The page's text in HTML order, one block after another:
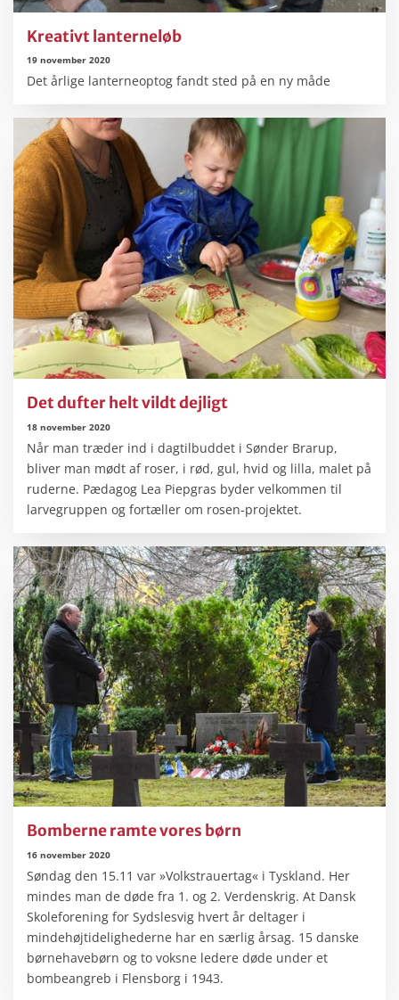
Kreativt lanterneløb
19 november 2020
Det årlige lanterneoptog fandt sted på en ny måde
Det dufter helt vildt dejligt
18 november 2020
Når man træder ind i dagtilbuddet i Sønder Brarup,
bliver man mødt af roser, i rød, gul, hvid og lilla, malet på
ruderne. Pædagog Lea Piepgras byder velkommen til
larvegruppen og fortæller om rosen-projektet.
Bomberne ramte vores børn
16 november 2020
Søndag den 15.11 var »Volkstrauertag« i Tyskland. Her
mindes man de døde fra 1. og 2. Verdenskrig. At Dansk
Skoleforening for Sydslesvig hvert år deltager i
mindehøjtidelighederne har en særlig årsag. 15 danske
børnehavebørn og to voksne ledere døde under et
bombeangreb i Flensborg i 1943.